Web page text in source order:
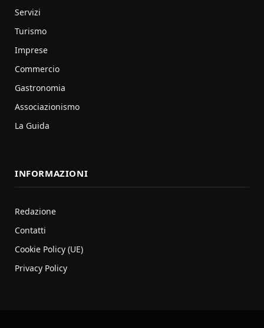
Servizi
Turismo
Imprese
Commercio
Gastronomia
Associazionismo
La Guida
INFORMAZIONI
Redazione
Contatti
Cookie Policy (UE)
Privacy Policy